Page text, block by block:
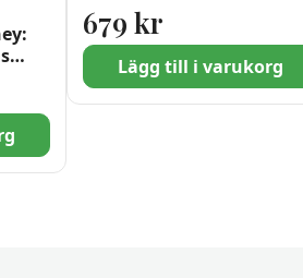
679 kr
Lägg till i varukorg